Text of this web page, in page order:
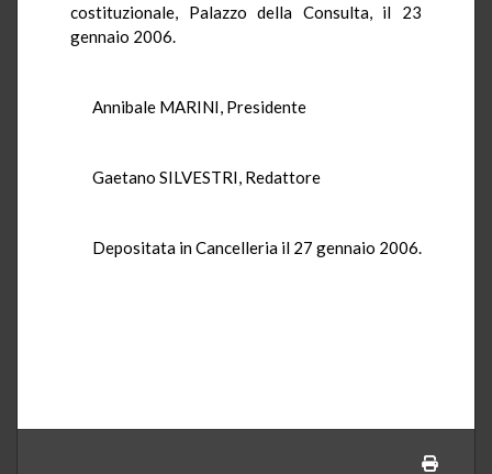
costituzionale, Palazzo della Consulta, il 23
gennaio 2006.
Annibale MARINI, Presidente
Gaetano SILVESTRI, Redattore
Depositata in Cancelleria il 27 gennaio 2006.